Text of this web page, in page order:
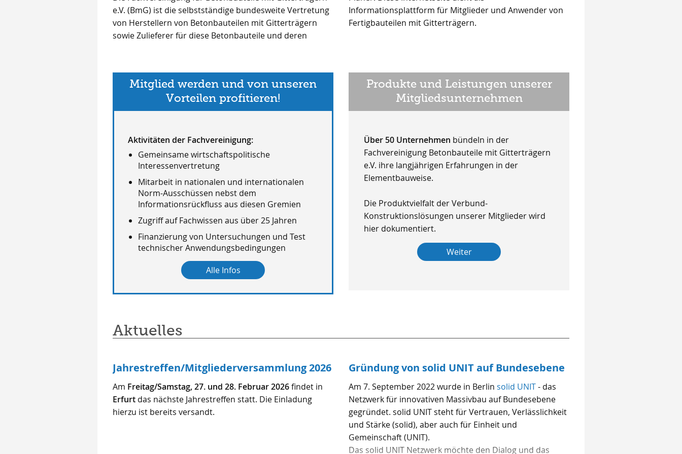
e.V. (BmG) ist die selbstständige bundesweite Vertretung
von Herstellern von Betonbauteilen mit Gitterträgern
sowie Zulieferer für diese Betonbauteile und deren
Informationsplattform für Mitglieder und Anwender von
Fertigbauteilen mit Gitterträgern.
Mitglied werden und von unseren
Vorteilen profitieren!
Aktivitäten der Fachvereinigung:
Gemeinsame wirtschaftspolitische
Interessenvertretung
Mitarbeit in nationalen und internationalen
Norm-Ausschüssen nebst dem
Informationsrückfluss aus diesen Gremien
Zugriff auf Fachwissen aus über 25 Jahren
Finanzierung von Untersuchungen und Test
technischer Anwendungsbedingungen
Alle Infos
Produkte und Leistungen unserer
Mitgliedsunternehmen
Über 50 Unternehmen bündeln in der
Fachvereinigung Betonbauteile mit Gitterträgern
e.V. ihre langjährigen Erfahrungen in der
Elementbauweise.
Die Produktvielfalt der Verbund-
Konstruktionslösungen unserer Mitglieder wird
hier dokumentiert.
Weiter
Aktuelles
Jahrestreffen/Mitgliederversammlung 2026
Am Freitag/Samstag, 27. und 28. Februar 2026findet in
Erfurt das nächste Jahrestreffen statt. Die Einladung
hierzu ist bereits versandt.
Gründung von solid UNIT auf Bundesebene
Am 7. September 2022 wurde in Berlin solid UNIT- das
Netzwerk für innovativen Massivbau auf Bundesebene
gegründet. solid UNIT steht für Vertrauen, Verlässlichkeit
und Stärke (solid), aber auch für Einheit und
Gemeinschaft (UNIT).
Das solid UNIT Netzwerk möchte den Dialog und das